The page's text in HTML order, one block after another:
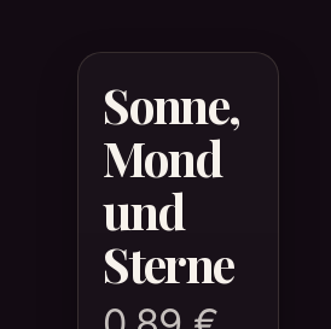
Sonne,
Mond
und
Sterne